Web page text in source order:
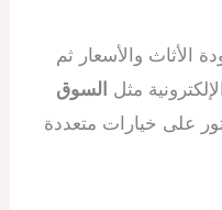
الأثاث والأسعار ثم
مثل السوق
على خيارات متعددة